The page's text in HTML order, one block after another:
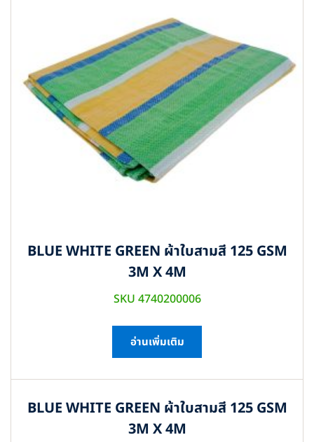
BLUE WHITE GREEN ผ้าใบสามสี 125 GSM
3M X 4M
SKU 4740200006
อ่านเพิ่มเติม
BLUE WHITE GREEN ผ้าใบสามสี 125 GSM
3M X 4M